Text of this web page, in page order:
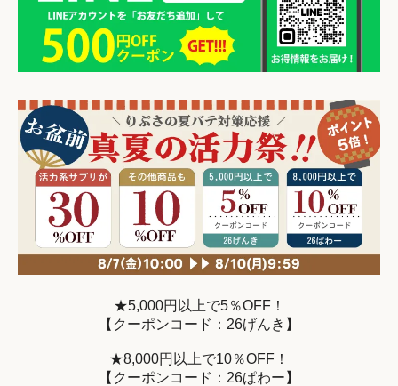
★5,000円以上で5％OFF！
【クーポンコード：26げんき】
★8,000円以上で10％OFF！
【クーポンコード：26ぱわー】